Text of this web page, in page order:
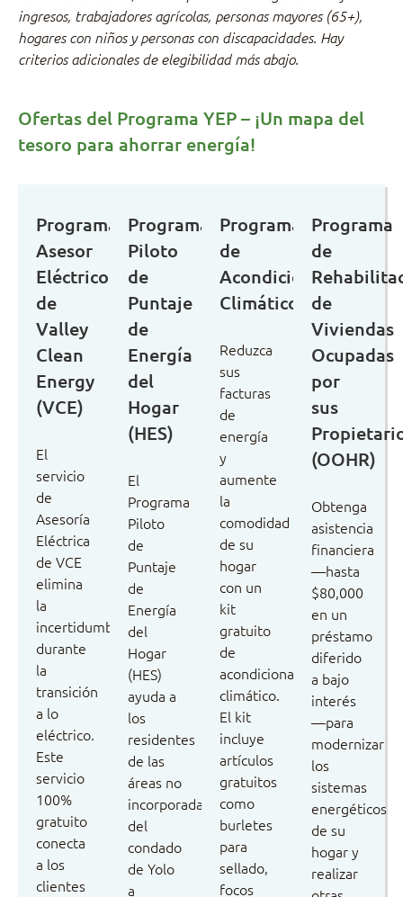
ingresos, trabajadores agrícolas, personas mayores (65+),
hogares con niños y personas con discapacidades. Hay
criterios adicionales de elegibilidad más abajo.
Ofertas del Programa YEP – ¡Un mapa del
tesoro para ahorrar energía!
Programa
Asesor
Eléctrico
de
Valley
Clean
Energy
(VCE)
El
servicio
de
Asesoría
Eléctrica
de VCE
elimina
la
incertidumbre
durante
la
transición
a lo
eléctrico.
Este
servicio
100%
gratuito
conecta
a los
clientes
Programa
Piloto
de
Puntaje
de
Energía
del
Hogar
(HES)
El
Programa
Piloto
de
Puntaje
de
Energía
del
Hogar
(HES)
ayuda a
los
residentes
de las
áreas no
incorporadas
del
condado
de Yolo
a
Programa
de
Acondicionamiento
Climático
Reduzca
sus
facturas
de
energía
y
aumente
la
comodidad
de su
hogar
con un
kit
gratuito
de
acondicionamiento
climático.
El kit
incluye
artículos
gratuitos
como
burletes
para
sellado,
focos
Programa
de
de
Viviendas
Ocupadas
por
sus
(OOHR)
Obtenga
asistencia
financiera
—hasta
$80,000
en un
préstamo
diferido
a bajo
interés
—para
modernizar
los
sistemas
energéticos
de su
hogar y
realizar